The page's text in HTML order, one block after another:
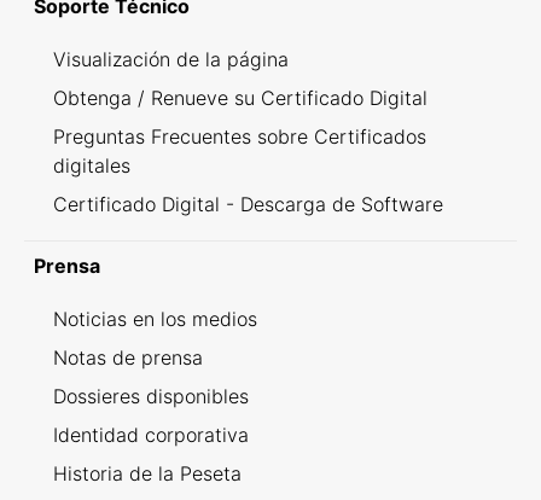
Soporte Técnico
Visualización de la página
Obtenga / Renueve su Certificado Digital
Preguntas Frecuentes sobre Certificados
digitales
Certificado Digital - Descarga de Software
Prensa
Noticias en los medios
Notas de prensa
Dossieres disponibles
Identidad corporativa
Historia de la Peseta